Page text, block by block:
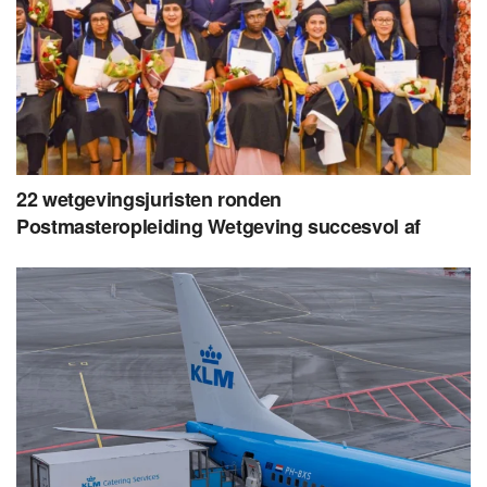
22 wetgevingsjuristen ronden
Postmasteropleiding Wetgeving succesvol af